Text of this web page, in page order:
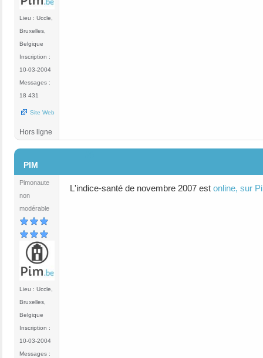
Lieu : Uccle,
Bruxelles,
Belgique
Inscription :
10-03-2004
Messages :
18 431
Site Web
Hors ligne
PIM
Pimonaute
non
modérable
Lieu : Uccle,
Bruxelles,
Belgique
Inscription :
10-03-2004
Messages :
L'indice-santé de novembre 2007 est online, sur